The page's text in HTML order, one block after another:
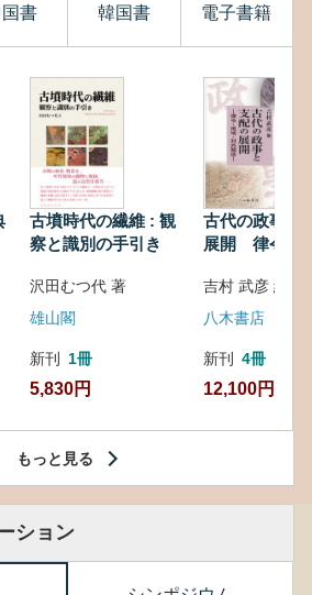
書 韓国書 電子書籍
古墳時代の繊維 : 観
察と識別の手引き
沢田むつ代 著
雄山閣
新刊 1冊
5,830円
古代の政事と
展開 律令・
吉村 武彦 編集
八木書店
新刊 4冊
12,100円
もっと見る
ション